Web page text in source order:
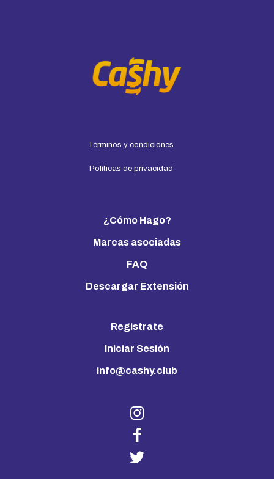
Términos y condiciones
Políticas de privacidad
¿Cómo Hago?
Marcas asociadas
FAQ
Descargar Extensión
Regístrate
Iniciar Sesión
info@cashy.club